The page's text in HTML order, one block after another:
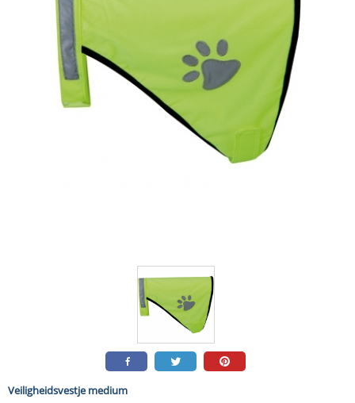
Veiligheidsvestje medium